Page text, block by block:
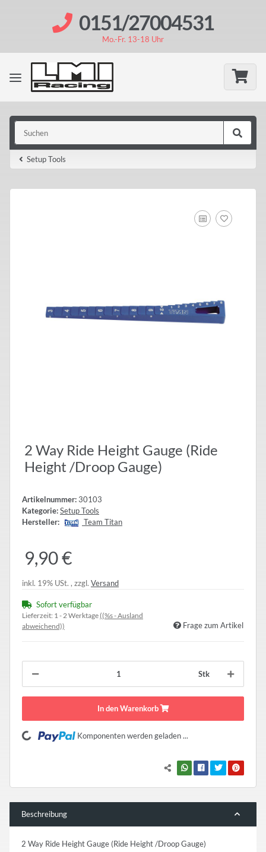
0151/27004531
Mo.-Fr. 13-18 Uhr
Setup Tools
2 Way Ride Height Gauge (Ride
Height /Droop Gauge)
Artikelnummer:30103
Kategorie:Setup Tools
Hersteller:
Team Titan
9,90 €
inkl. 19% USt. , zzgl. Versand
Sofort verfügbar
Lieferzeit: 1 - 2 Werktage((%s - Ausland
abweichend))
Frage zum Artikel
Stk
In den Warenkorb
Loading... Komponenten werden geladen ...
Beschreibung
2 Way Ride Height Gauge (Ride Height /Droop Gauge)